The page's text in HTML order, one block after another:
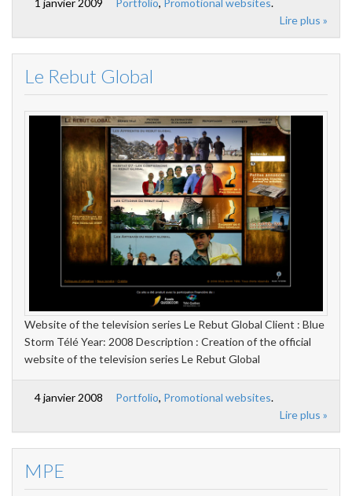
1 janvier 2009 Portfolio, Promotional websites.
Lire plus »
Le Rebut Global
Website of the television series Le Rebut Global Client : Blue
Storm Télé Year: 2008 Description : Creation of the official
website of the television series Le Rebut Global
4 janvier 2008 Portfolio, Promotional websites.
Lire plus »
MPE